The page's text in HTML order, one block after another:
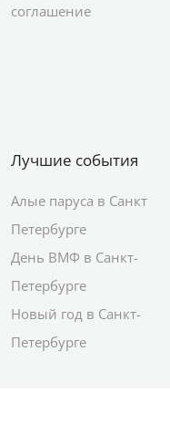
соглашение
Лучшие события
Алые паруса в Санкт
Петербурге
День ВМФ в Санкт-
Петербурге
Новый год в Санкт-
Петербурге